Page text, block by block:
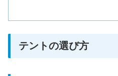
テントの選び方